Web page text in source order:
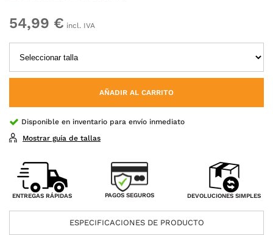
54,99 € incl. IVA
AÑADIR AL CARRITO
Disponible en inventario para envío inmediato
Mostrar guía de tallas
ENTREGAS RÁPIDAS PAGOS SEGUROS DEVOLUCIONES SIMPLES
ESPECIFICACIONES DE PRODUCTO